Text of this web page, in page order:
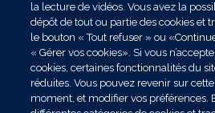
la lecture de vidéos. Vous avez la
dépôt de tout ou partie des cookies et
le bouton « Tout refuser » ou
« Gérer vos cookies». Si vous
cookies, certaines fonctionnalités du
réduites. Vous pouvez revenir sur
moment, et modifier vos préférences.